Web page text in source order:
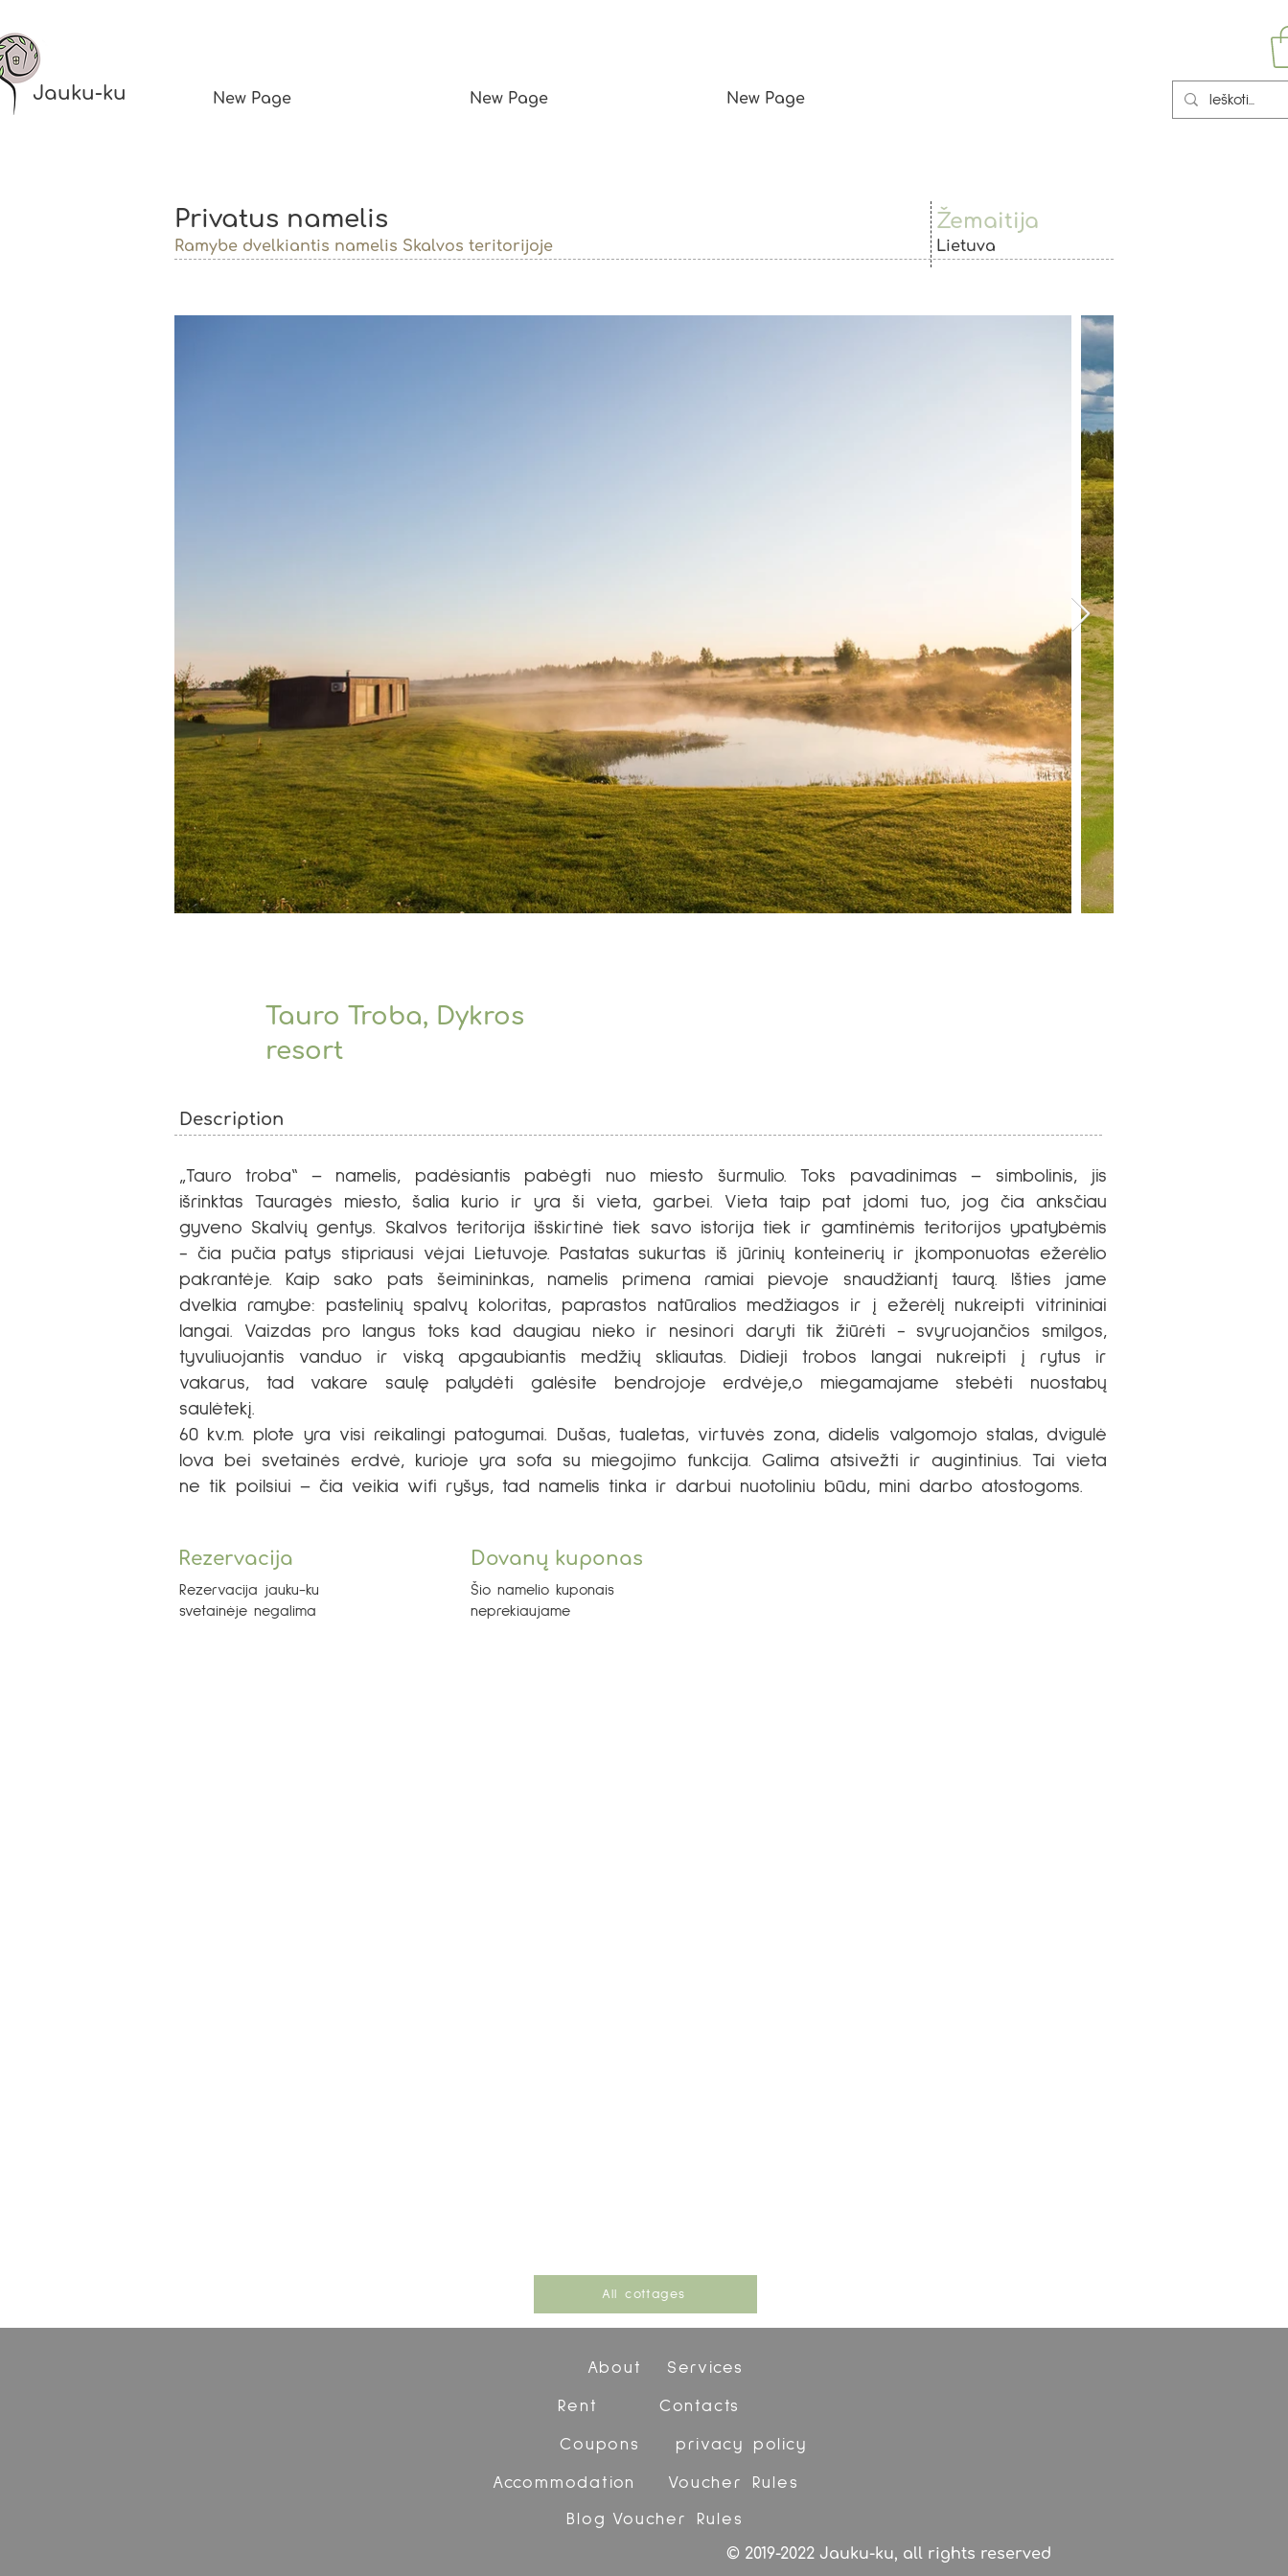
Jauku-ku New Page New Page New Page
Žemaitija
Lietuva
Privatus namelis
Ramybe dvelkiantis namelis Skalvos teritorijoje
Tauro Troba, Dykros
resort
Description
„Tauro troba“ – namelis, padėsiantis pabėgti nuo miesto šurmulio. Toks pavadinimas – simbolinis, jis
išrinktas Tauragės miesto, šalia kurio ir yra ši vieta, garbei. Vieta taip pat įdomi tuo, jog čia anksčiau
gyveno Skalvių gentys. Skalvos teritorija išskirtinė tiek savo istorija tiek ir gamtinėmis teritorijos ypatybėmis
- čia pučia patys stipriausi vėjai Lietuvoje. Pastatas sukurtas iš jūrinių konteinerių ir įkomponuotas ežerėlio
pakrantėje. Kaip sako pats šeimininkas, namelis primena ramiai pievoje snaudžiantį taurą. Išties jame
dvelkia ramybe: pastelinių spalvų koloritas, paprastos natūralios medžiagos ir į ežerėlį nukreipti vitrininiai
langai. Vaizdas pro langus toks kad daugiau nieko ir nesinori daryti tik žiūrėti - svyruojančios smilgos,
tyvuliuojantis vanduo ir viską apgaubiantis medžių skliautas. Didieji trobos langai nukreipti į rytus ir
vakarus, tad vakare saulę palydėti galėsite bendrojoje erdvėje,o miegamajame stebėti nuostabų
saulėtekį.
60 kv.m. plote yra visi reikalingi patogumai. Dušas, tualetas, virtuvės zona, didelis valgomojo stalas, dvigulė
lova bei svetainės erdvė, kurioje yra sofa su miegojimo funkcija. Galima atsivežti ir augintinius. Tai vieta
ne tik poilsiui – čia veikia wifi ryšys, tad namelis tinka ir darbui nuotoliniu būdu, mini darbo atostogoms.
Rezervacija
Rezervacija jauku-ku
svetainėje negalima
Dovanų kuponas
Šio namelio kuponais
neprekiaujame
All cottages
About Services
Rent Contacts
privacy policy
Coupons
Voucher Rules
Accommodation
Blog Voucher Rules
© 2019-2022 Jauku-ku, all rights reserved